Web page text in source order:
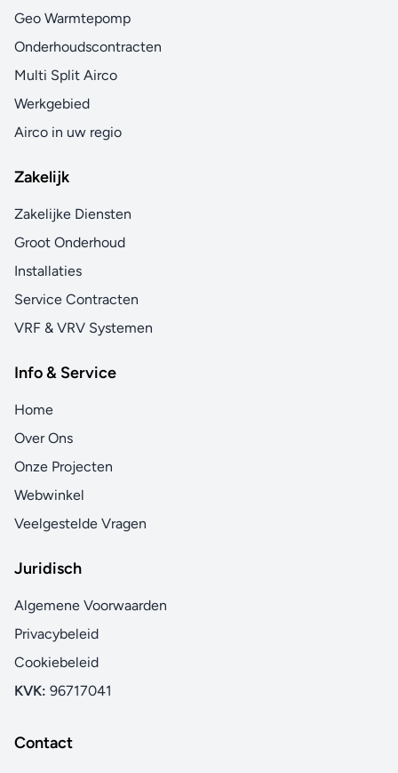
Geo Warmtepomp
Onderhoudscontracten
Multi Split Airco
Werkgebied
Airco in uw regio
Zakelijk
Zakelijke Diensten
Groot Onderhoud
Installaties
Service Contracten
VRF & VRV Systemen
Info & Service
Home
Over Ons
Onze Projecten
Webwinkel
Veelgestelde Vragen
Juridisch
Algemene Voorwaarden
Privacybeleid
Cookiebeleid
KVK: 96717041
Contact